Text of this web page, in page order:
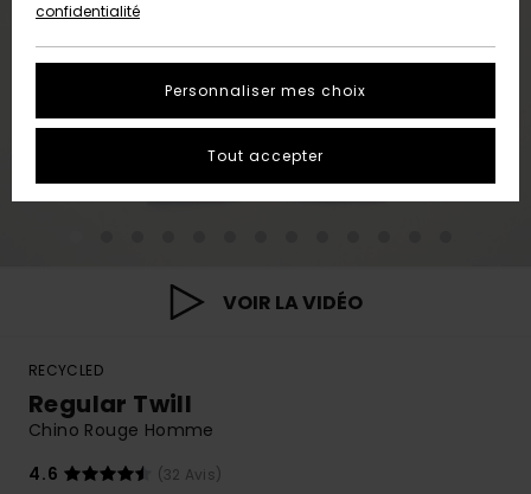
VOIR LA VIDÉO
RECYCLED
Regular Twill
Chino Rouge Homme
4.6
(32 Avis)
confidentialité
Personnaliser mes choix
Tout accepter